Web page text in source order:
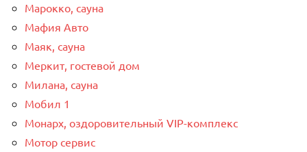
Марокко, сауна
Мафия Авто
Маяк, сауна
Меркит, гостевой дом
Милана, сауна
Мобил 1
Монарх, оздоровительный VIP-комплекс
Мотор сервис